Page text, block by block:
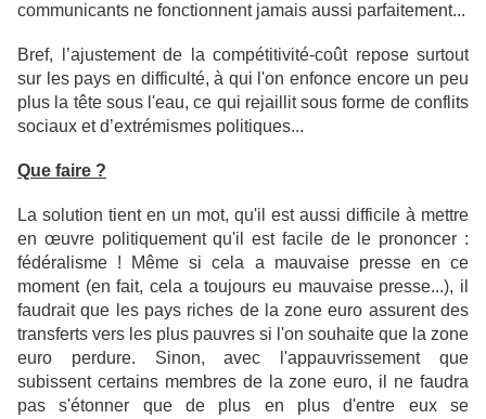
communicants ne fonctionnent jamais aussi parfaitement...
Bref, l’ajustement de la compétitivité-coût repose surtout
sur les pays en difficulté, à qui l'on enfonce encore un peu
plus la tête sous l'eau, ce qui rejaillit sous forme de conflits
sociaux et d’extrémismes politiques...
Que faire ?
La solution tient en un mot, qu'il est aussi difficile à mettre
en œuvre politiquement qu'il est facile de le prononcer :
fédéralisme ! Même si cela a mauvaise presse en ce
moment (en fait, cela a toujours eu mauvaise presse...), il
faudrait que les pays riches de la zone euro assurent des
transferts vers les plus pauvres si l'on souhaite que la zone
euro perdure. Sinon, avec l'appauvrissement que
subissent certains membres de la zone euro, il ne faudra
pas s'étonner que de plus en plus d'entre eux se